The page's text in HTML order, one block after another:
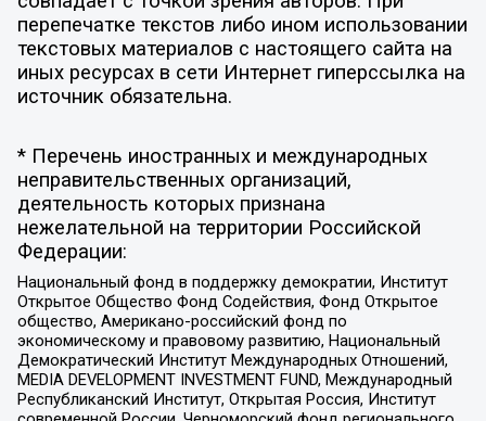
перепечатке текстов либо ином использовании
текстовых материалов с настоящего сайта на
иных ресурсах в сети Интернет гиперссылка на
источник обязательна.
* Перечень иностранных и международных
неправительственных организаций,
деятельность которых признана
нежелательной на территории Российской
Федерации:
Национальный фонд в поддержку демократии, Институт
Открытое Общество Фонд Содействия, Фонд Открытое
общество, Американо-российский фонд по
экономическому и правовому развитию, Национальный
Демократический Институт Международных Отношений,
MEDIA DEVELOPMENT INVESTMENT FUND, Международный
Республиканский Институт, Открытая Россия, Институт